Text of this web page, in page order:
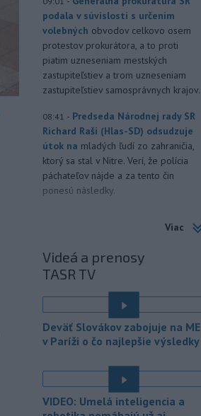
podala v súvislosti s určením
volebných obvodov celkovo osem
protestov prokurátora, a to proti
piatim uzneseniam mestských
zastupiteľstiev a trom uzneseniam
zastupiteľstiev samosprávnych krajov.
08:41 - Predseda Národnej rady SR
Richard Raši (Hlas-SD) odsudzuje
útok na mladých ľudí zo zahraničia,
ktorý sa stal v Nitre. Verí, že polícia
páchateľov nájde a za tento čin
ponesú následky.
piatok klesnú. Výstrahy prvého
Informuje o tom Slovenský
hydrometeorologický ústav (SHMÚ) na
svojom webe. V Košickom kraji varuje
pred silným vetrom.
07:10 - Japonsko nariadilo evakuáciu
približne 260.000 obyvateľov
tajfúnu Dolphin, ktorý sa k tomuto
regiónu pomaly približuje. Úrady
zároveň v piatok zrušili viac ako 500
Viac
Videá a prenosy
TASR TV
Deväť Slovákov zabojuje na ME
v Paríži o čo najlepšie výsledky
VIDEO: Umelá inteligencia a